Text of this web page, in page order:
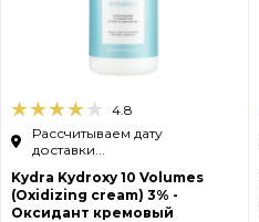
4.8
Рассчитываем дату
доставки...
Kydra Kydroxy 10 Volumes
(Oxidizing cream) 3% -
Оксидант кремовый